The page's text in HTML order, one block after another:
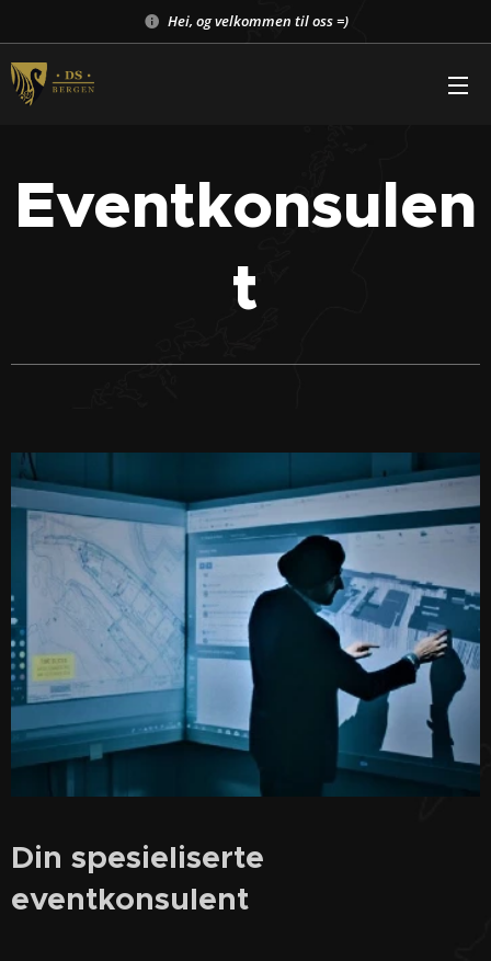
Hei, og velkommen til oss =)
Eventkonsulen
t
Din spesieliserte
eventkonsulent